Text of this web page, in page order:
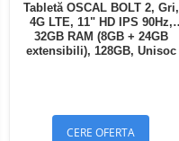
Tabletă OSCAL BOLT 2, Gri,
4G LTE, 11" HD IPS 90Hz,
32GB RAM (8GB + 24GB
extensibili), 128GB, Unisoc
CERE OFERTA